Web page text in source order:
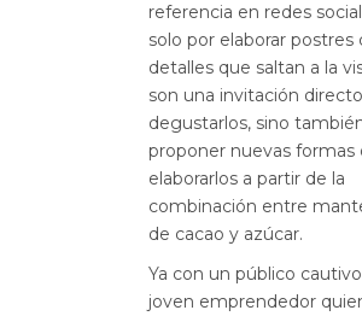
referencia en redes
solo por elaborar postres
detalles que saltan a la
son una invitación
degustarlos, sino
proponer nuevas formas
elaborarlos a partir de la
combinación entre
de cacao y azúcar.
Ya con un público
joven emprendedor